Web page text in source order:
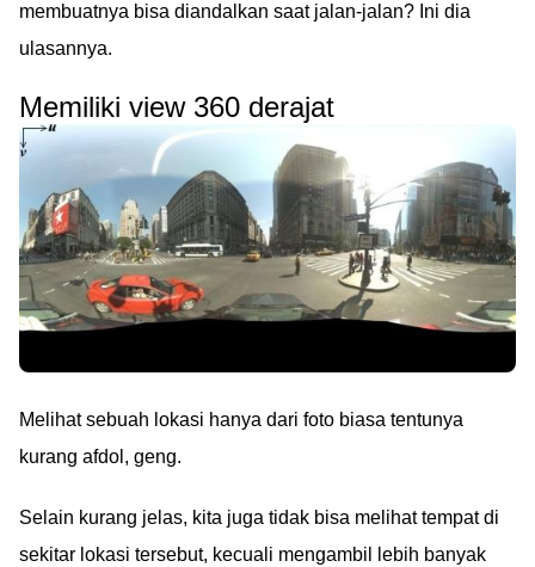
membuatnya bisa diandalkan saat jalan-jalan? Ini dia
ulasannya.
Memiliki view 360 derajat
Melihat sebuah lokasi hanya dari foto biasa tentunya
kurang afdol, geng.
Selain kurang jelas, kita juga tidak bisa melihat tempat di
sekitar lokasi tersebut, kecuali mengambil lebih banyak